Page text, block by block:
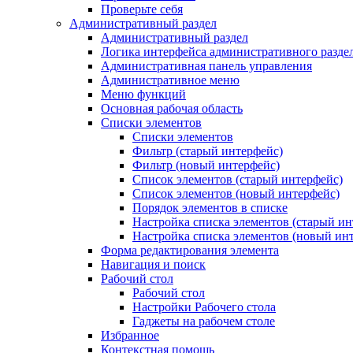
Проверьте себя
Административный раздел
Административный раздел
Логика интерфейса административного
Административная панель управления
Административное меню
Меню функций
Основная рабочая область
Списки элементов
Списки элементов
Фильтр (старый интерфейс)
Фильтр (новый интерфейс)
Список элементов (старый интерфейс)
Список элементов (новый интерфейс)
Порядок элементов в списке
Настройка списка элементов (старый
Настройка списка элементов (новый
Форма редактирования элемента
Навигация и поиск
Рабочий стол
Рабочий стол
Настройки Рабочего стола
Гаджеты на рабочем столе
Избранное
Контекстная помощь